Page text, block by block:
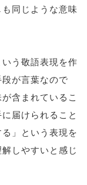
同じような意味
う敬語表現を作
が言葉なので
含まれているこ
届けられること
」という表現を
しやすいと感じ